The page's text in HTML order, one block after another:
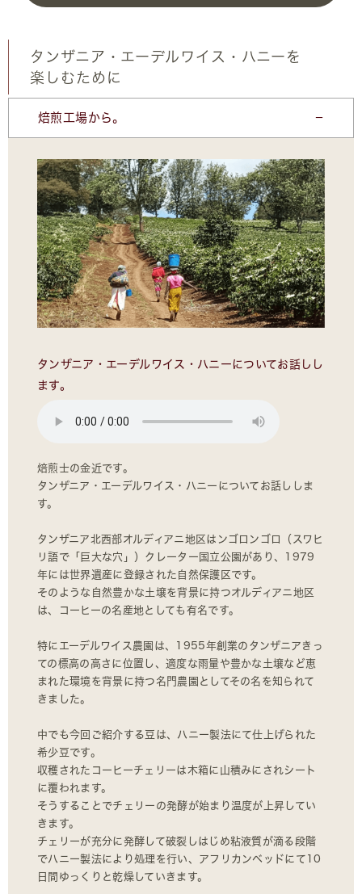
タンザニア・エーデルワイス・ハニーを
楽しむために
焙煎工場から。
タンザニア・エーデルワイス・ハニーについてお話しし
ます。
焙煎士の金近です。
タンザニア・エーデルワイス・ハニーについてお話ししま
す。
タンザニア北西部オルディアニ地区はンゴロンゴロ（スワヒ
リ語で「巨大な穴」）クレーター国立公園があり、1979
年には世界遺産に登録された自然保護区です。
そのような自然豊かな土壌を背景に持つオルディアニ地区
は、コーヒーの名産地としても有名です。
特にエーデルワイス農園は、1955年創業のタンザニアきっ
ての標高の高さに位置し、適度な雨量や豊かな土壌など恵
まれた環境を背景に持つ名門農園としてその名を知られて
きました。
中でも今回ご紹介する豆は、ハニー製法にて仕上げられた
希少豆です。
収穫されたコーヒーチェリーは木箱に山積みにされシート
に覆われます。
そうすることでチェリーの発酵が始まり温度が上昇してい
きます。
チェリーが充分に発酵して破裂しはじめ粘液質が滴る段階
でハニー製法により処理を行い、アフリカンベッドにて10
日間ゆっくりと乾燥していきます。